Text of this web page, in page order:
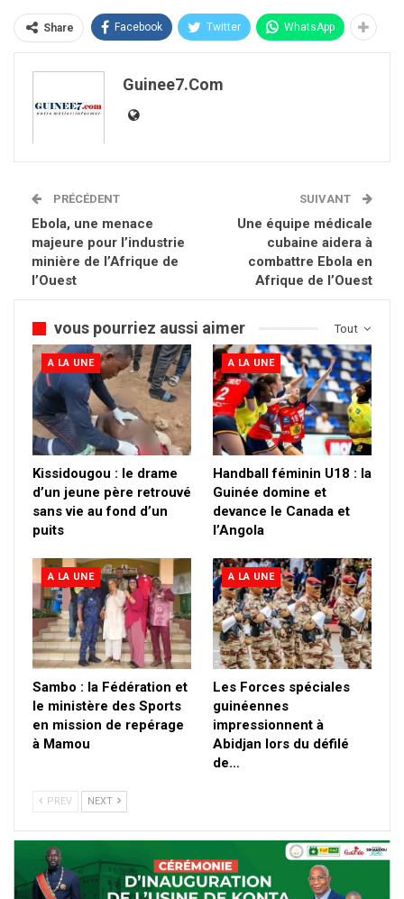
Share Facebook Twitter WhatsApp
Guinee7.com
PRÉCÉDENT
Ebola, une menace
majeure pour l’industrie
minière de l’Afrique de
l’Ouest
SUIVANT
Une équipe médicale
cubaine aidera à
combattre Ebola en
Afrique de l’Ouest
Tout
vous pourriez aussi aimer
A LA UNE
Kissidougou : le drame
d’un jeune père retrouvé
sans vie au fond d’un
puits
A LA UNE
Handball féminin U18 : la
Guinée domine et
devance le Canada et
l’Angola
A LA UNE
Sambo : la Fédération et
le ministère des Sports
en mission de repérage
à Mamou
A LA UNE
Les Forces spéciales
guinéennes
impressionnent à
Abidjan lors du défilé
de…
PREV NEXT